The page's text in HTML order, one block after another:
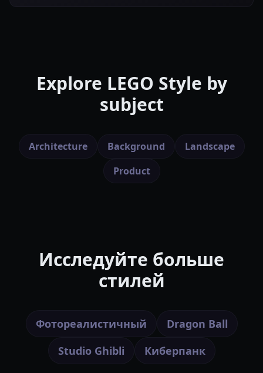
Explore LEGO Style by
subject
Architecture Background
Landscape
Product
Исследуйте больше
стилей
Фотореалистичный
Dragon Ball
Studio Ghibli
Киберпанк